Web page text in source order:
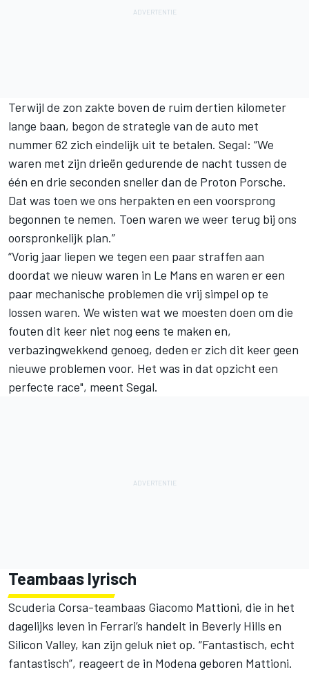
Terwijl de zon zakte boven de ruim dertien kilometer
lange baan, begon de strategie van de auto met
nummer 62 zich eindelijk uit te betalen. Segal: “We
waren met zijn drieën gedurende de nacht tussen de
één en drie seconden sneller dan de Proton Porsche.
Dat was toen we ons herpakten en een voorsprong
begonnen te nemen. Toen waren we weer terug bij ons
oorspronkelijk plan.”
“Vorig jaar liepen we tegen een paar straffen aan
doordat we nieuw waren in Le Mans en waren er een
paar mechanische problemen die vrij simpel op te
lossen waren. We wisten wat we moesten doen om die
fouten dit keer niet nog eens te maken en,
verbazingwekkend genoeg, deden er zich dit keer geen
nieuwe problemen voor. Het was in dat opzicht een
perfecte race", meent Segal.
Teambaas lyrisch
Scuderia Corsa-teambaas Giacomo Mattioni, die in het
dagelijks leven in Ferrari’s handelt in Beverly Hills en
Silicon Valley, kan zijn geluk niet op. “Fantastisch, echt
fantastisch”, reageert de in Modena geboren Mattioni.